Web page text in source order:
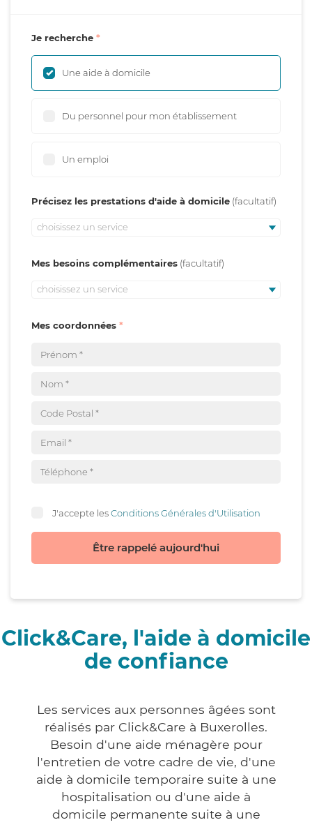
Je recherche
Une aide à domicile
Du personnel pour mon établissement
Un emploi
Précisez les prestations d'aide à domicile
choisissez un service
Mes besoins complémentaires
choisissez un service
Mes coordonnées
J'accepte lesConditions Générales d'Utilisation
Être rappelé aujourd'hui
Click&Care, l'aide à domicile
de confiance
Les services aux personnes âgées sont
réalisés par Click&Care à Buxerolles.
Besoin d'une aide ménagère pour
l'entretien de votre cadre de vie, d'une
aide à domicile temporaire suite à une
hospitalisation ou d'une aide à
domicile permanente suite à une